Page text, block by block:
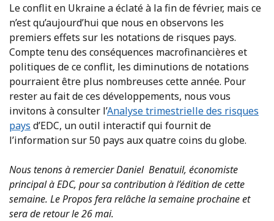
Le conflit en Ukraine a éclaté à la fin de février, mais ce
n’est qu’aujourd’hui que nous en observons les
premiers effets sur les notations de risques pays.
Compte tenu des conséquences macrofinancières et
politiques de ce conflit, les diminutions de notations
pourraient être plus nombreuses cette année. Pour
rester au fait de ces développements, nous vous
invitons à consulter l’Analyse trimestrielle des risques
pays d’EDC, un outil interactif qui fournit de
l’information sur 50 pays aux quatre coins du globe.
Nous tenons à remercier Daniel Benatuil, économiste
principal à EDC, pour sa contribution à l’édition de cette
semaine. Le Propos fera relâche la semaine prochaine et
sera de retour le 26 mai.